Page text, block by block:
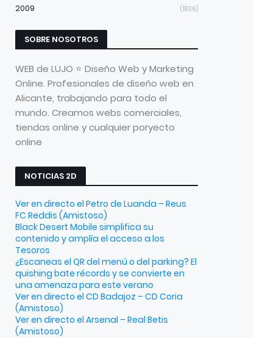
2009 (1836)
SOBRE NOSOTROS
WEB de LUJO ⭐ Diseño Web y Marketing
Online. Profesionales de diseño web en
Alicante, trabajando para todo el
mundo. Creamos webs comerciales,
tiendas online y cualquier poryecto
online
NOTICIAS 2D
Ver en directo el Petro de Luanda – Reus
FC Reddis (Amistoso)
Black Desert Mobile simplifica su
contenido y amplía el acceso a los
Tesoros
¿Escaneas el QR del menú o del parking? El
quishing bate récords y se convierte en
una amenaza para este verano
Ver en directo el CD Badajoz – CD Coria
(Amistoso)
Ver en directo el Arsenal – Real Betis
(Amistoso)